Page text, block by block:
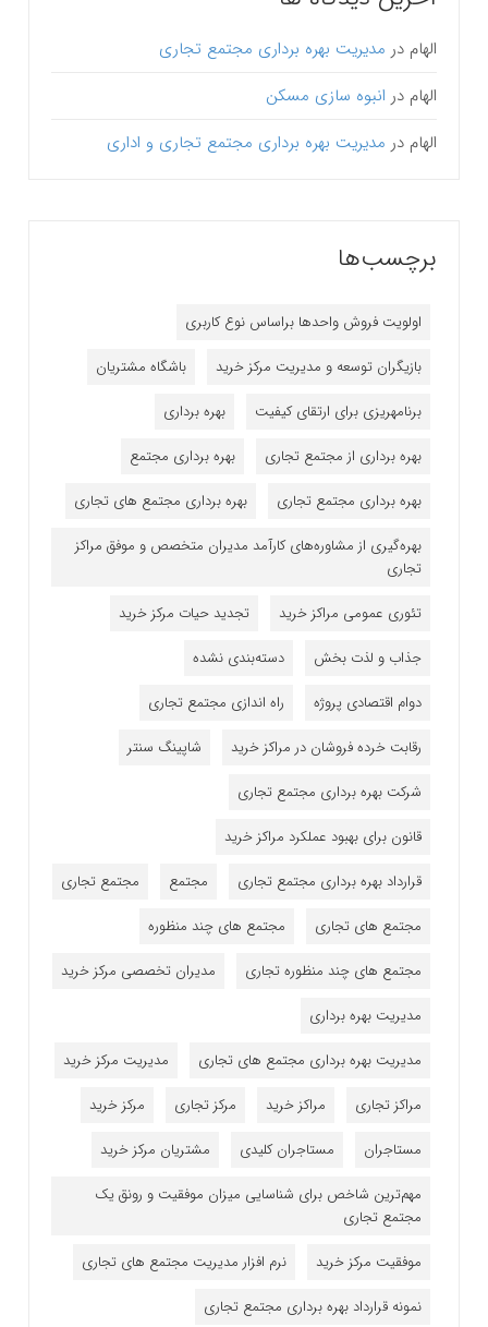
الهام در مدیریت بهره برداری مجتمع تجاری
الهام در انبوه سازی مسکن
الهام در مدیریت بهره برداری مجتمع تجاری و اداری
برچسب‌ها
اولویت فروش واحدها براساس نوع کاربری
بازیگران توسعه و مدیریت مرکز خرید
باشگاه مشتریان
برنامه‎ریزی برای ارتقای کیفیت
بهره برداری
بهره برداری از مجتمع تجاری
بهره برداری مجتمع
بهره برداری مجتمع تجاری
بهره برداری مجتمع های تجاری
بهره‌گیری از مشاوره‌های کارآمد مدیران متخصص و موفق مراکز
تجاری
تئوری عمومی مراکز خرید
تجدید حیات مرکز خرید
جذاب و لذت بخش
دسته‌بندی نشده
دوام اقتصادی پروژه
راه اندازی مجتمع تجاری
رقابت خرده فروشان در مراکز خرید
شاپینگ سنتر
شرکت بهره برداری مجتمع تجاری
قانون برای بهبود عملکرد مراکز خرید
قرارداد بهره برداری مجتمع تجاری
مجتمع
مجتمع تجاری
مجتمع های تجاری
مجتمع های چند منظوره
مجتمع های چند منظوره تجاری
مدیران تخصصی مرکز خرید
مدیریت بهره برداری
مدیریت بهره برداری مجتمع های تجاری
مدیریت مرکز خرید
مراکز تجاری
مراکز خرید مرکز تجاری
مرکز خرید
مستاجران
مستاجران کلیدی
مشتریان مرکز خرید
مهم‌ترین شاخص برای شناسایی میزان موفقیت و رونق یک
مجتمع تجاری
موفقیت مرکز خرید
نرم افزار مدیریت مجتمع های تجاری
نمونه قرارداد بهره برداری مجتمع تجاری